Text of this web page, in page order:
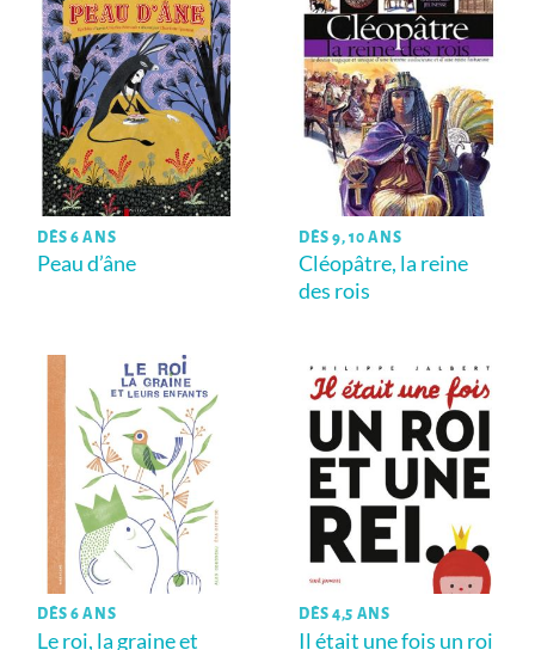
DÈS 6 ANS
Peau d’âne
DÈS 9, 10 ANS
Cléopâtre, la reine
des rois
DÈS 6 ANS
Le roi, la graine et
DÈS 4,5 ANS
Il était une fois un roi